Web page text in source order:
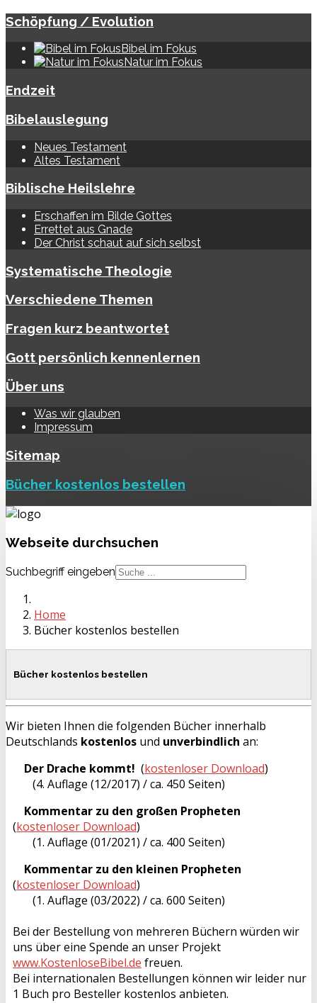
Schöpfung / Evolution
Bibel im Fokus
Natur im Fokus
Endzeit
Bibelauslegung
Neues Testament
Altes Testament
Biblische Heilslehre
Erschaffen im Bilde Gottes
Errettet aus Gnade
Der Christ schaut auf sich selbst
Systematische Theologie
Verschiedene Themen
Fragen kurz beantwortet
Gott persönlich kennenlernen
Über uns
Was wir glauben
Impressum
Sitemap
Bücher kostenlos bestellen
Webseite durchsuchen
Suchbegriff eingeben
Home
Bücher kostenlos bestellen
Bücher kostenlos bestellen
Wir bieten Ihnen die folgenden Bücher innerhalb
Deutschlands kostenlos und unverbindlich an:
Der Drache kommt! (kostenloser Download)
(4. Auflage (12/2017) / ca. 450 Seiten)
Kommentar zu den großen Propheten
(kostenloser Download)
(1. Auflage (01/2021) / ca. 400 Seiten)
Kommentar zu den kleinen Propheten
(kostenloser Download)
(1. Auflage (03/2022) / ca. 600 Seiten)
Bei der Bestellung von mehreren Büchern würden wir
uns über eine Spende an unser Projekt
www.KostenloseBibel.de freuen.
Bei internationalen Bestellungen können wir leider nur
1 Buch pro Besteller kostenlos anbieten.